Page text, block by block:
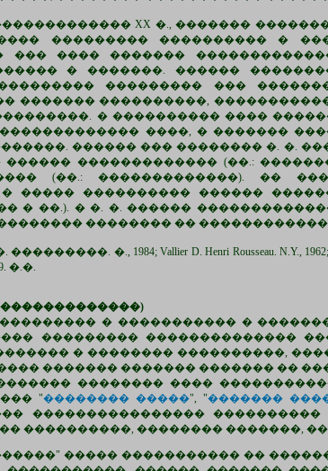
XX �., �������
��������� ���������� �
��� ���� �������
� �������. ������
��������� ���
������� ����������,
� ���������� ����
����, � �������
������ ��� �������� �. �.
������ ������������� (��.:
(��.: �������������). ��
����� ���������� ������
� ��.). � �. �. ������
�������� ��
�., 1984; Vallier D. Henri Rousseau. N.Y., 1962; Venturi L.
�.�.
� ����������� �
��������� ��������������
� �������� ����������,
������� ������� ������� ��
�������� ����
"�������� �����", "�������
����������������
����������, �������� �������,
����� ����������� ��